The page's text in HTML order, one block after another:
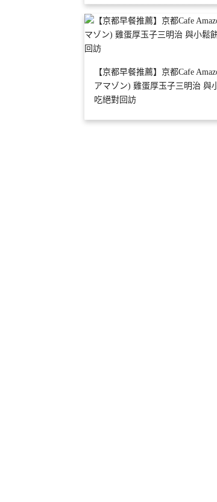
【京都早餐推薦】京都Cafe
アマゾン) 雞蛋厚玉子三明治 與
吃絕對回訪